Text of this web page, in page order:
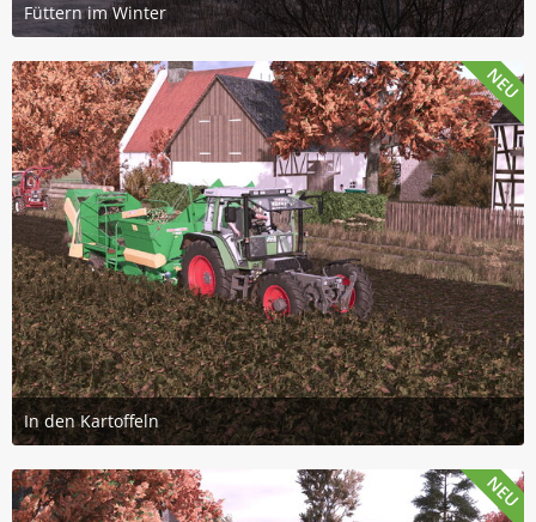
Füttern im Winter
28. Juli 2026 um 07:15
8
In den Kartoffeln
26. Juli 2026 um 14:08
3
NEU
NEU